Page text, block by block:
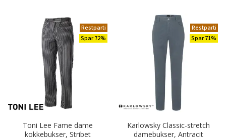
Restparti
Spar 72%
Toni Lee Fame dame
kokkebukser, Stribet
Restparti
Spar 71%
Karlowsky Classic-stretch
damebukser, Antracit